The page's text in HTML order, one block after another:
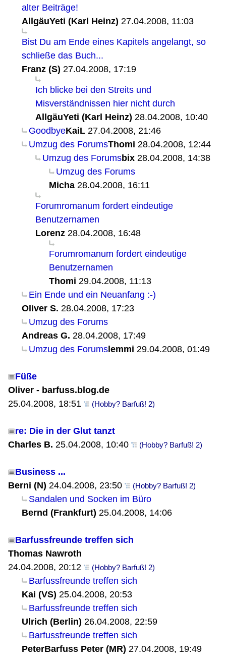
alter Beiträge!
AllgäuYeti (Karl Heinz) 27.04.2008, 11:03
Bist Du am Ende eines Kapitels angelangt, so
schließe das Buch...
Franz (S) 27.04.2008, 17:19
Ich blicke bei den Streits und
Misverständnissen hier nicht durch
AllgäuYeti (Karl Heinz) 28.04.2008, 10:40
GoodbyeKaiL 27.04.2008, 21:46
Umzug des ForumsThomi 28.04.2008, 12:44
Umzug des Forumsbix 28.04.2008, 14:38
Umzug des Forums
Micha 28.04.2008, 16:11
Forumromanum fordert eindeutige
Benutzernamen
Lorenz 28.04.2008, 16:48
Forumromanum fordert eindeutige
Benutzernamen
Thomi 29.04.2008, 11:13
Ein Ende und ein Neuanfang :-)
Oliver S. 28.04.2008, 17:23
Umzug des Forums
Andreas G. 28.04.2008, 17:49
Umzug des Forums lemmi 29.04.2008, 01:49
Füße
Oliver - barfuss.blog.de
25.04.2008, 18:51
(Hobby? Barfuß! 2)
re: Die in der Glut tanzt
Charles B. 25.04.2008, 10:40 (Hobby? Barfuß! 2)
Business ...
Berni (N) 24.04.2008, 23:50 (Hobby? Barfuß! 2)
Sandalen und Socken im Büro
Bernd (Frankfurt) 25.04.2008, 14:06
Barfussfreunde treffen sich
Thomas Nawroth
24.04.2008, 20:12
(Hobby? Barfuß! 2)
Barfussfreunde treffen sich
Kai (VS) 25.04.2008, 20:53
Barfussfreunde treffen sich
Ulrich (Berlin) 26.04.2008, 22:59
Barfussfreunde treffen sich
PeterBarfuss Peter (MR) 27.04.2008, 19:49